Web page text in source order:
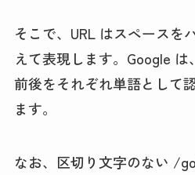
そこで、URL はスペースを
えて表現します。Google は
前後をそれぞれ単語として
ます。
なお、区切り文字のない /